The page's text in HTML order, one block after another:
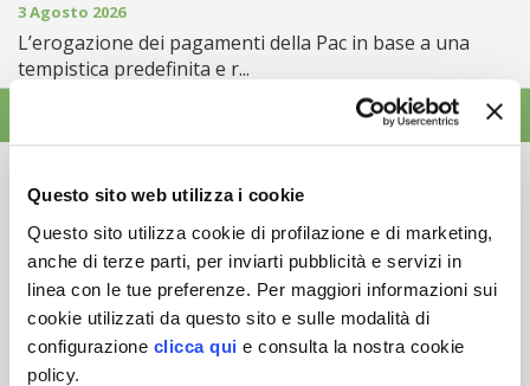
Questo sito web utilizza i cookie
Questo sito utilizza cookie di profilazione e di marketing,
anche di terze parti, per inviarti pubblicità e servizi in
linea con le tue preferenze. Per maggiori informazioni sui
cookie utilizzati da questo sito e sulle modalità di
configurazione clicca qui e consulta la nostra cookie
policy.
3 Agosto 2026
L’erogazione dei pagamenti della Pac in base a una
tempistica predefinita e r...
Newsletter
Scopri un servizio d'informazione di alta qualità. Tagliato sulle tue
esigenze.